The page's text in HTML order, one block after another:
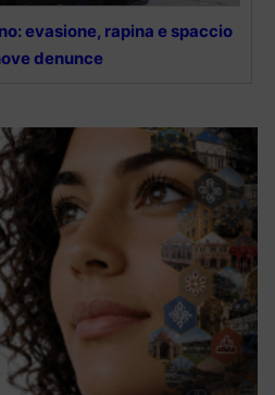
evasione, rapina e spaccio
denunce